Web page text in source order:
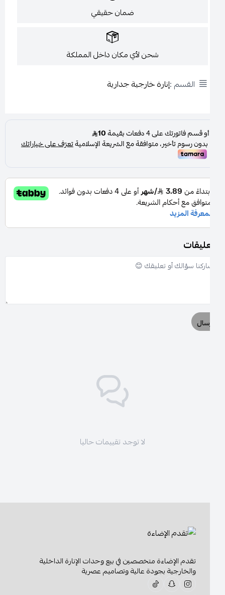
ضمان حقيقي
شحن لأي مكان داخل المملكة
القسم :إنارة خارجية جدارية
لا توجد تقييمات حاليا
تقدم الإضاءة متخصصين في بيع وحدات الإنارة الداخلية
والخارجية بجودة عالية وتصاميم عصرية